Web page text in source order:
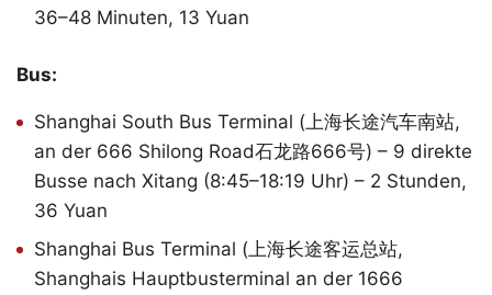
36–48 Minuten, 13 Yuan
Bus:
Shanghai South Bus Terminal (上海长途汽车南站,
an der 666 Shilong Road石龙路666号) – 9 direkte
Busse nach Xitang (8:45–18:19 Uhr) – 2 Stunden,
36 Yuan
Shanghai Bus Terminal (上海长途客运总站,
Shanghais Hauptbusterminal an der 1666